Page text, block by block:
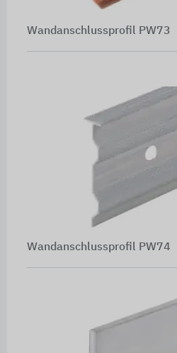
Wandanschlussprofil PW73
Wandanschlussprofil PW74